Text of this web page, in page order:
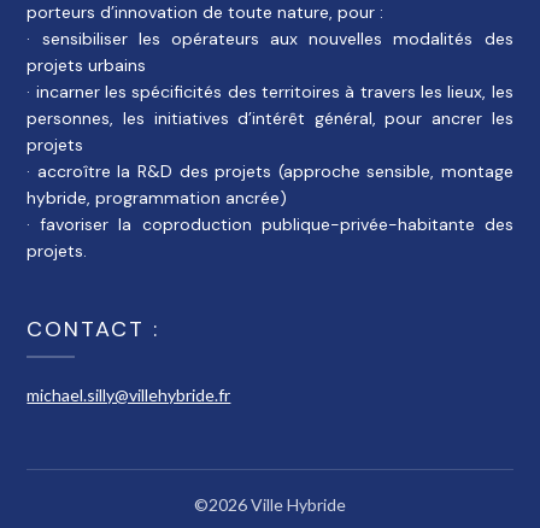
porteurs d’innovation de toute nature, pour :
· sensibiliser les opérateurs aux nouvelles modalités des
projets urbains
· incarner les spécificités des territoires à travers les lieux, les
personnes, les initiatives d’intérêt général, pour ancrer les
projets
· accroître la R&D des projets (approche sensible, montage
hybride, programmation ancrée)
· favoriser la coproduction publique-privée-habitante des
projets.
CONTACT :
michael.silly@villehybride.fr
©2026 Ville Hybride